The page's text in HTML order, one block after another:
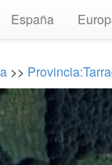
España
>>